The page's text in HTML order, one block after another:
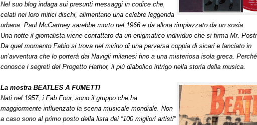
Nel suo blog indaga sui presunti messaggi in codice che,
celati nei loro mitici dischi, alimentano una celebre leggenda
urbana: Paul McCartney sarebbe morto nel 1966 e da allora rimpiazzato da un sosia.
Una notte il giornalista viene contattato da un enigmatico individuo che si firma Mr.
Da quel momento Fabio si trova nel mirino di una perversa coppia di sicari e lanciato in
un’avventura che lo porterà dai Navigli milanesi fino a una misteriosa isola greca.
conosce i segreti del Progetto Hathor, il più diabolico intrigo nella storia della musica.
La mostra BEATLES A FUMETTI
Nati nel 1957, i Fab Four, sono il gruppo che ha
maggiormente influenzato la scena musicale mondiale. Non
a caso sono al primo posto della lista dei “100 migliori artisti”